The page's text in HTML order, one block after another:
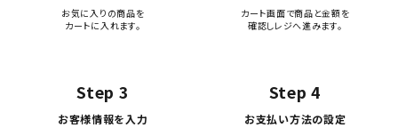
お気に入りの商品を
カートに入れます。
カート画面で商品と金額を
確認しレジへ進みます。
Step 3
お客様情報を入力
Step 4
お支払い方法の設定